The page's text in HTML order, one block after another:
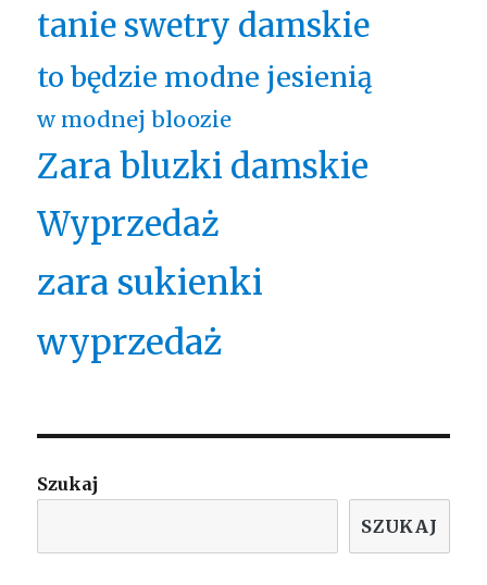
tanie swetry damskie
to będzie modne jesienią
w modnej bloozie
Zara bluzki damskie
Wyprzedaż
zara sukienki
wyprzedaż
Szukaj
SZUKAJ